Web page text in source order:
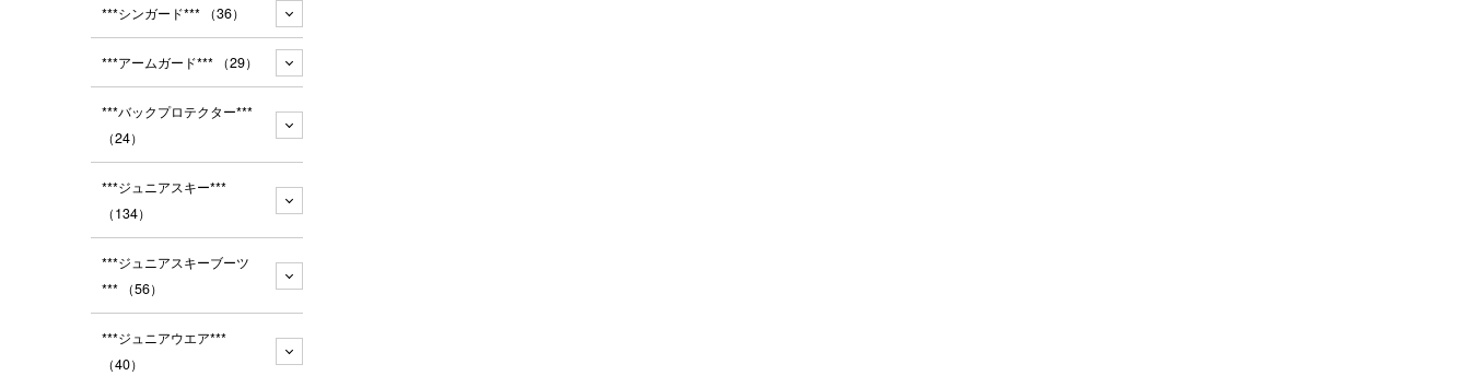
***シンガード*** （36）
***アームガード*** （29）
***バックプロテクター***
（24）
***ジュニアスキー***
（134）
***ジュニアスキーブーツ
*** （56）
***ジュニアウエア***
（40）